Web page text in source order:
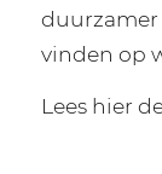
vinden op
Lees hier